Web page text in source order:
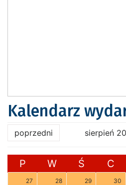
Kalendarz
poprzedni sierpień
P W Ś C
27 28 29 30